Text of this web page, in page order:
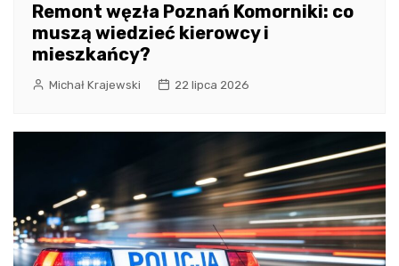
Remont węzła Poznań Komorniki: co
muszą wiedzieć kierowcy i
mieszkańcy?
Michał Krajewski 22 lipca 2026